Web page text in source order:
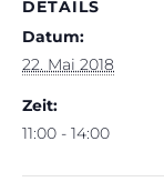
DETAILS
Datum:
22. Mai 2018
Zeit:
11:00 - 14:00